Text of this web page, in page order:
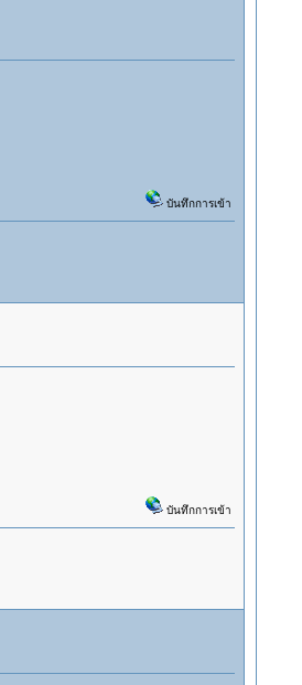
บันทึกการเข้า
บันทึกการเข้า